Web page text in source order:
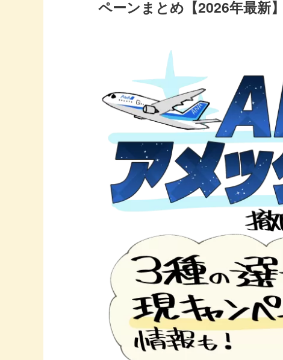
ペーンまとめ【2026年最新】